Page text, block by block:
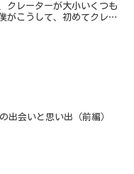
クレーターが大小いくつも
がこうして、初めてクレー
出会いと思い出（前編）